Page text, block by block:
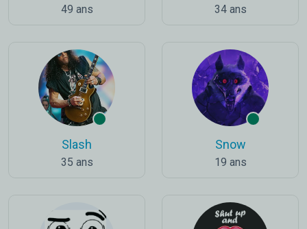
49 ans 34 ans
Slash
35 ans
Snow
19 ans